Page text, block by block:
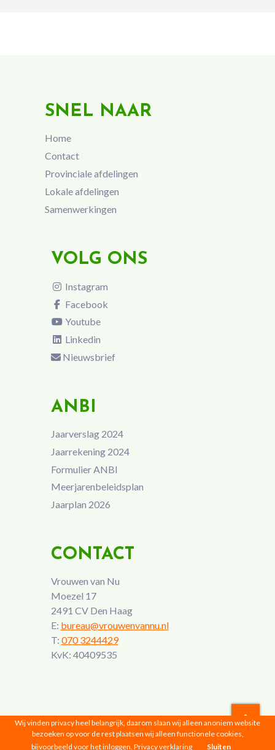
SNEL NAAR
Home
Contact
Provinciale afdelingen
Lokale afdelingen
Samenwerkingen
VOLG ONS
Instagram
Facebook
Youtube
Linkedin
Nieuwsbrief
ANBI
Jaarverslag 2024
Jaarrekening 2024
Formulier ANBI
Meerjarenbeleidsplan
Jaarplan 2026
CONTACT
Vrouwen van Nu
Moezel 17
2491 CV Den Haag
E: bureau@vrouwenvannu.nl
T: 070 3244429
KvK: 40409535
Vrouwen van Nu © 2026 |Privacyverklaring
Wij vinden privacy heel belangrijk, daarom slaan wij alleen anoniem website
bezoeken op voor de rest plaatsen wij alleen functionele cookies,
bijvoorbeeld voor het inloggen. Privacy verklaring Sluiten